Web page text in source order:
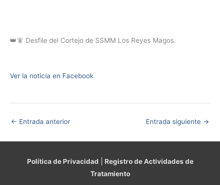
👑🧚 Desfile del Cortejo de SSMM Los Reyes Magos.
Ver la noticia en Facebook
← Entrada anterior Entrada siguiente →
Política de Privacidad
Registro de Actividades de
Tratamiento